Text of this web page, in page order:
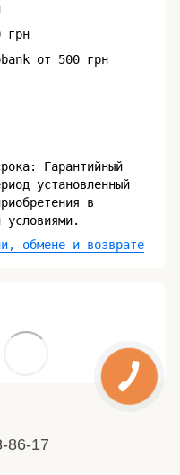
грн
от 500 грн
Гарантийный
установленный
в
условиями.
обмене и возврате
86-17